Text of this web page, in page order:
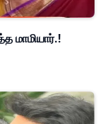
மாமியார்.!